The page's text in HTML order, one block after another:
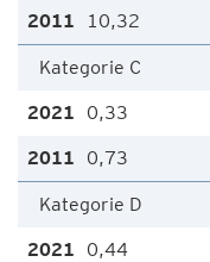
10,32
Kategorie C
0,33
0,73
Kategorie D
0,44